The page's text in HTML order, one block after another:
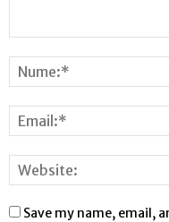
Save my name, email,